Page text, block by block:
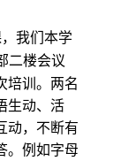
我们本学
二楼会议
培训。两名
生动、活
动，不断有
。例如字母